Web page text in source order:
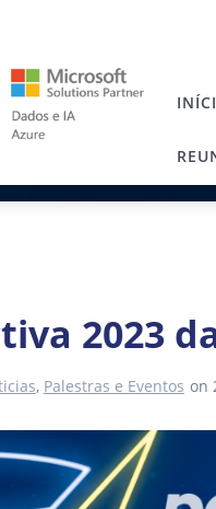
2023
, Palestras e Eventos on